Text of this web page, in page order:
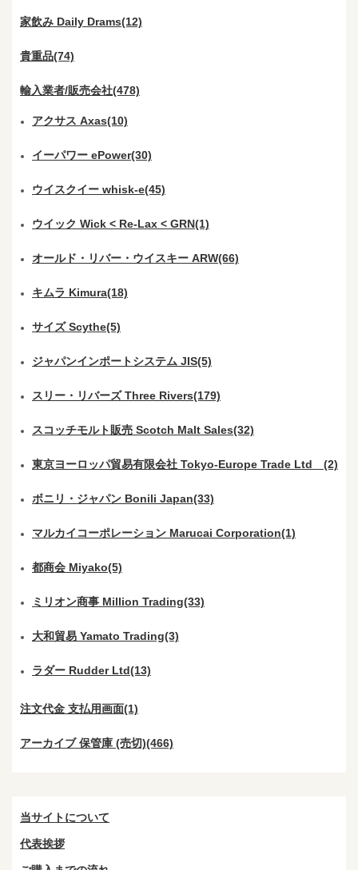
家飲み Daily Drams(12)
貴重品(74)
輸入業者/販売会社(478)
アクサス Axas(10)
イーパワー ePower(30)
ウイスクイー whisk-e(45)
ウイック Wick < Re-Lax < GRN(1)
オールド・リバー・ウイスキー ARW(66)
キムラ Kimura(18)
サイズ Scythe(5)
ジャパンインポートシステム JIS(5)
スリー・リバーズ Three Rivers(179)
スコッチモルト販売 Scotch Malt Sales(32)
東京ヨーロッパ貿易有限会社 Tokyo-Europe Trade Ltd (2)
ボニリ・ジャパン Bonili Japan(33)
マルカイコーポレーション Marucai Corporation(1)
都商会 Miyako(5)
ミリオン商事 Million Trading(33)
大和貿易 Yamato Trading(3)
ラダー Rudder Ltd(13)
注文代金 支払用画面(1)
アーカイブ 保管庫 (売切)(466)
当サイトについて
代表挨拶